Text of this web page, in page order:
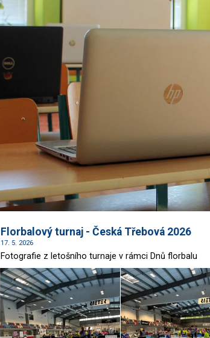
Florbalový turnaj - Česká Třebová 2026
17. 5. 2026
Fotografie z letošního turnaje v rámci Dnů florbalu